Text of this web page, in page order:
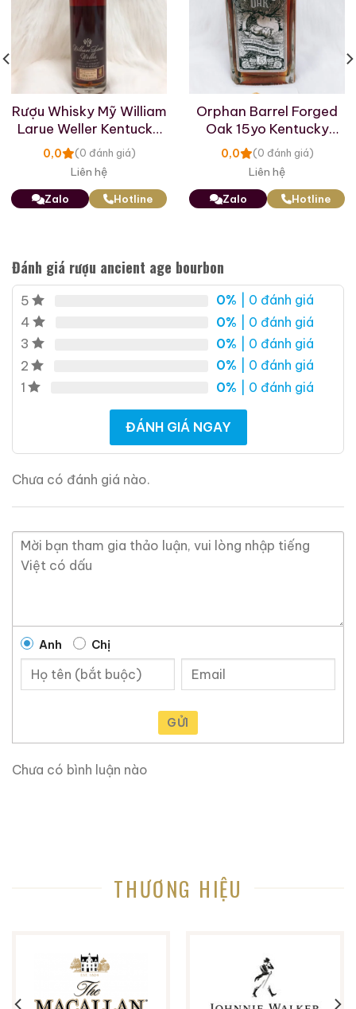
Rượu Whisky Mỹ William
Larue Weller Kentucky
Straight Bourbon
Whiskey
0,0 (0 đánh giá)
Liên hệ
Zalo Hotline
Orphan Barrel Forged
Oak 15yo Kentucky
Straight Bourbon
0,0 (0 đánh giá)
Liên hệ
Zalo Hotline
Đánh giá rượu ancient age bourbon
5 0% | 0 đánh giá
4
0% | 0 đánh giá
3
0% | 0 đánh giá
2
0% | 0 đánh giá
1
0% | 0 đánh giá
ĐÁNH GIÁ NGAY
Chưa có đánh giá nào.
Anh Chị
GỬI
Chưa có bình luận nào
THƯƠNG HIỆU